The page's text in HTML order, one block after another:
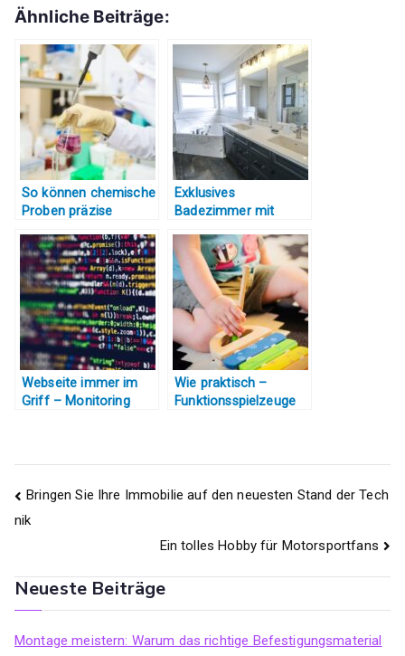
Ähnliche Beiträge:
So können chemische
Proben präzise
Exklusives
Badezimmer mit
Webseite immer im
Griff – Monitoring
Wie praktisch –
Funktionsspielzeuge
Beitragsnavigation
Bringen Sie Ihre Immobilie auf den neuesten Stand der Tech
nik
Ein tolles Hobby für Motorsportfans
Neueste Beiträge
Montage meistern: Warum das richtige Befestigungsmaterial